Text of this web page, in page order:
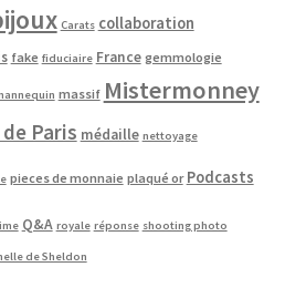
Carats collaboration
fake fiduciaire France gemmologie
massif Mistermonney
Paris médaille nettoyage
pieces de monnaie plaqué or Podcasts
Q&A royale réponse shooting photo
de Sheldon